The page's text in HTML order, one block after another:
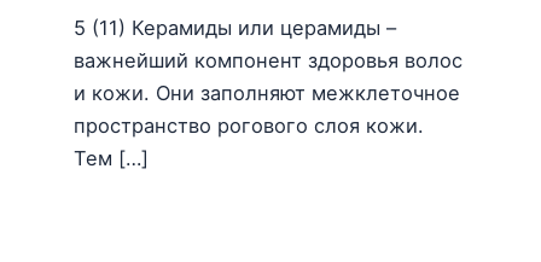
5 (11) Керамиды или церамиды –
важнейший компонент здоровья волос
и кожи. Они заполняют межклеточное
пространство рогового слоя кожи.
Тем […]